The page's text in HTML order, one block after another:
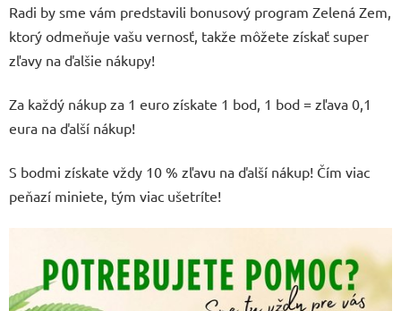
Radi by sme vám predstavili bonusový program Zelená Zem,
ktorý odmeňuje vašu vernosť, takže môžete získať super
zľavy na ďalšie nákupy!
Za každý nákup za 1 euro získate 1 bod, 1 bod = zľava 0,1
eura na ďalší nákup!
S bodmi získate vždy 10 % zľavu na ďalší nákup! Čím viac
peňazí miniete, tým viac ušetríte!